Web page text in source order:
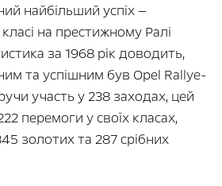
найбільший успіх —
на престижному Ралі
за 1968 рік доводить,
та успішним був Opel Rallye-
участь у 238 заходах, цей
перемоги у своїх класах,
золотих та 287 срібних